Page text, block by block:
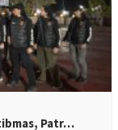
Patr…